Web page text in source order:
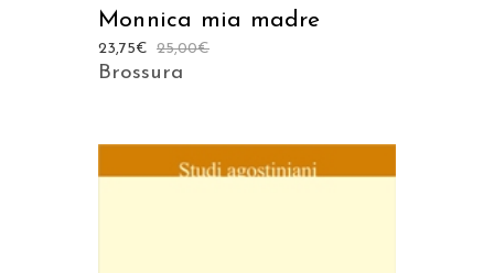
Monnica mia madre
25,00€
23,75€
Brossura